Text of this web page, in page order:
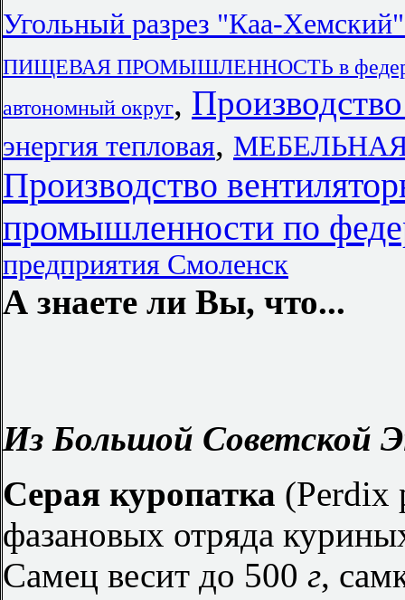
Угольный разрез "Каа-
ПИЩЕВАЯ ПРОМЫШЛЕННОСТЬ в
автономный округ,
энергия тепловая,
Производство
промышленности по
предприятия Смоленск
А знаете ли Вы, что...
Из Большой Советской
Серая куропатка (Perdix
фазановых отряда
Самец весит до 500 г,